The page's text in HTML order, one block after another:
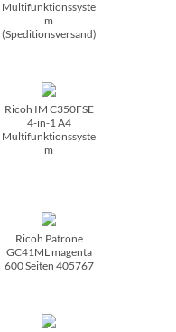
Multifunktionssyste
m
(Speditionsversand)
Ricoh IM C350FSE
4-in-1 A4
Multifunktionssyste
m
Ricoh Patrone
GC41ML magenta
600 Seiten 405767